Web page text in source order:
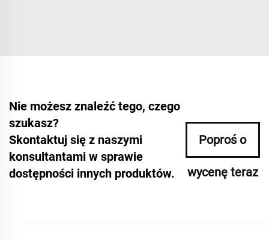
Nie możesz znaleźć tego, czego
szukasz?
Skontaktuj się z naszymi
konsultantami w sprawie
dostępności innych produktów.
Poproś o
wycenę teraz